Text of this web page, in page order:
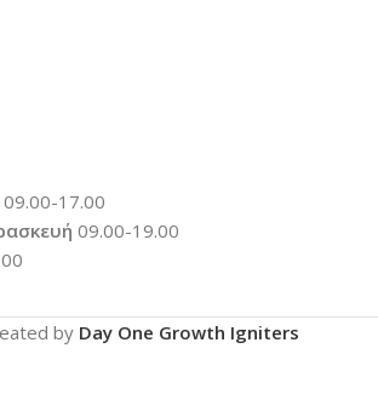
09.00-17.00
09.00-19.00
by Day One Growth Igniters